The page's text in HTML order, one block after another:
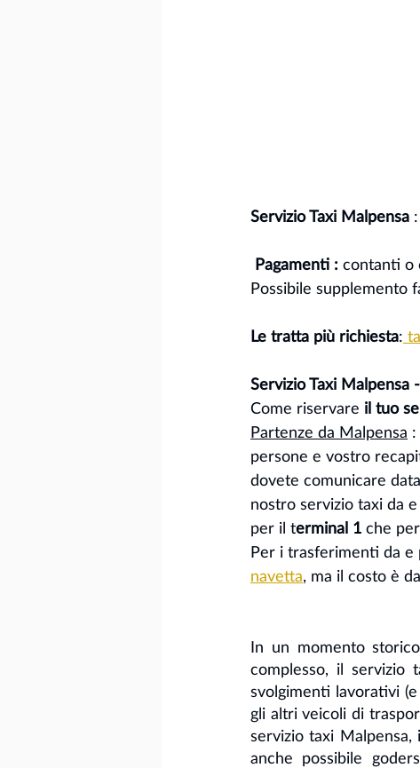
Servizio Taxi Malpensa
Pagamenti : contanti o
Possibile supplemento
Le tratta più richiesta:
Servizio Taxi Malpensa
Come riservare il tuo
Partenze da Malpensa
persone e vostro
dovete comunicare
nostro servizio taxi da
per il terminal 1 che per
Per i trasferimenti da e
navetta, ma il costo è
In un momento
complesso, il servizio
svolgimenti lavorativi
gli altri veicoli di
servizio taxi
anche possibile